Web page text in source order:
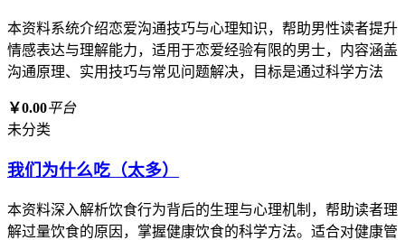
本资料系统介绍恋爱沟通技巧与心理知识，帮助男性读者提升
情感表达与理解能力，适用于恋爱经验有限的男士，内容涵盖
沟通原理、实用技巧与常见问题解决，目标是通过科学方法
￥0.00平台
未分类
我们为什么吃（太多）
本资料深入解析饮食行为背后的生理与心理机制，帮助读者理
解过量饮食的原因，掌握健康饮食的科学方法。适合对健康管